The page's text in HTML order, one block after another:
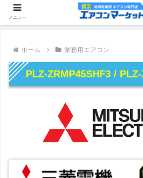
ホーム 業務用エアコン
PLZ-ZRMP45SHF3 /
メニュー